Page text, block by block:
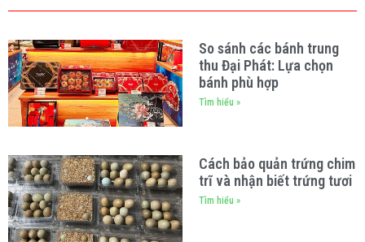
So sánh các bánh trung
thu Đại Phát: Lựa chọn
bánh phù hợp
Tìm hiểu »
Cách bảo quản trứng chim
trĩ và nhận biết trứng tươi
Tìm hiểu »